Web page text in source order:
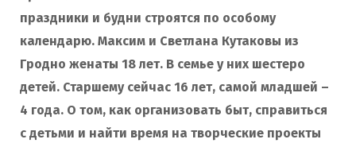
праздники и будни строятся по особому
календарю. Максим и Светлана Кутаковы из
Гродно женаты 18 лет. В семье у них шестеро
детей. Старшему сейчас 16 лет, самой младшей –
4 года. О том, как организовать быт, справиться
с детьми и найти время на творческие проекты